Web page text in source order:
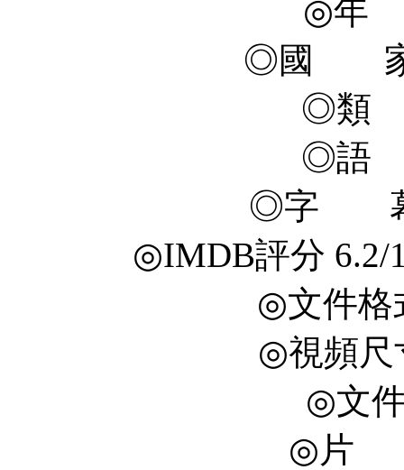
◎年
◎國 家
◎類
◎語
◎字 幕
◎IMDB評分 6.2/
◎文件
◎視頻尺
◎文
◎片